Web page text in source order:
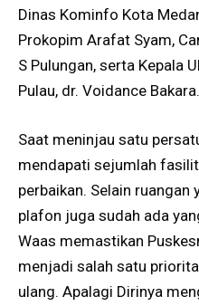
Dinas Kominfo Kota
Prokopim Arafat Syam,
S Pulungan, serta Kepala
Pulau, dr. Voidance Bakara.
Saat meninjau satu
mendapati sejumlah
perbaikan. Selain ruangan
plafon juga sudah ada
Waas memastikan
menjadi salah satu
ulang. Apalagi Dirinya